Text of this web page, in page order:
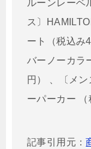
ルーンレーベ
ス〕
ート（税込み
バーノーカラ
円） 、〔メ
ーパーカー （
記事引用元：